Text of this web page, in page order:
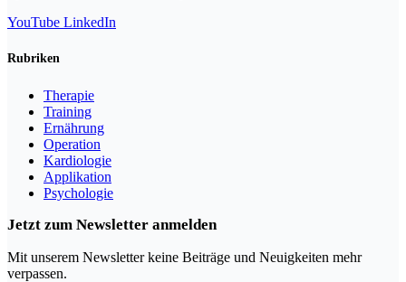
YouTube LinkedIn
Rubriken
Therapie
Training
Ernährung
Operation
Kardiologie
Applikation
Psychologie
Jetzt zum Newsletter anmelden
Mit unserem Newsletter keine Beiträge und Neuigkeiten mehr
verpassen.